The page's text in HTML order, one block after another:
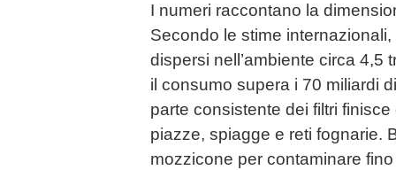
I numeri raccontano la
Secondo le stime
dispersi nell’ambiente circa 4,5
il consumo supera i 70 miliardi
parte consistente dei filtri
piazze, spiagge e reti fognarie.
mozzicone per contaminare fino